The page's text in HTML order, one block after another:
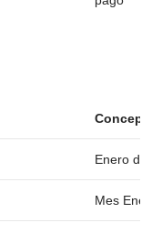
Concepto
Enero
Mes Enero